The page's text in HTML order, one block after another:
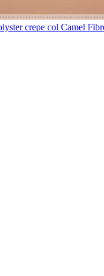
crepe col Camel